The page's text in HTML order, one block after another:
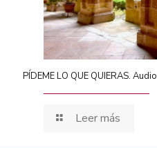
PÍDEME LO QUE QUIERAS. Audio
Leer más